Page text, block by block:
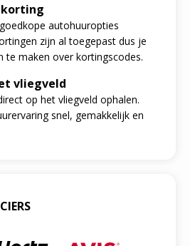
autohuuropties
zijn al toegepast dus je
te maken over kortingscodes.
vliegveld
op het vliegveld ophalen.
snel, gemakkelijk en